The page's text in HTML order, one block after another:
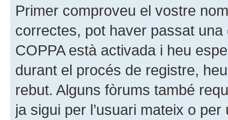
Primer comproveu el vostre
correctes, pot haver passat
COPPA està activada i heu
durant el procés de registre,
rebut. Alguns fòrums també
ja sigui per l’usuari mateix o